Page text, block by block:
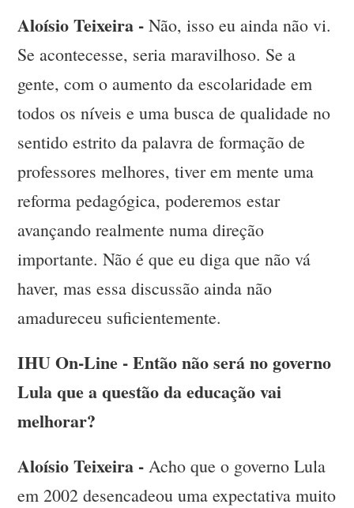
Aloísio Teixeira - Não, isso eu ainda não vi.
Se acontecesse, seria maravilhoso. Se a
gente, com o aumento da escolaridade em
todos os níveis e uma busca de qualidade no
sentido estrito da palavra de formação de
professores melhores, tiver em mente uma
reforma pedagógica, poderemos estar
avançando realmente numa direção
importante. Não é que eu diga que não vá
haver, mas essa discussão ainda não
amadureceu suficientemente.
IHU On-Line - Então não será no governo
Lula que a questão da educação vai
melhorar?
Aloísio Teixeira - Acho que o governo Lula
em 2002 desencadeou uma expectativa muito